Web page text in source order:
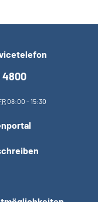
4800
08:00 - 15:30